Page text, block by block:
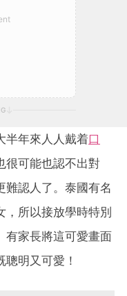
半年來人人戴着口
很可能也認不出對
難認人了。泰國有名
，所以接放學時特別
有家長將這可愛畫面
明又可愛！